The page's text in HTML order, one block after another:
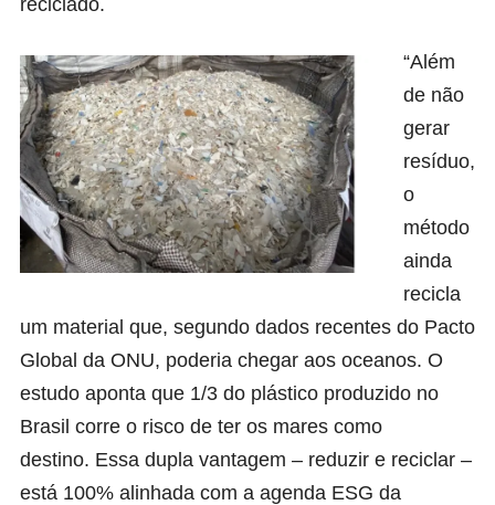
“Além
de não
gerar
resíduo,
o
método
ainda
recicla
um material que, segundo dados recentes do Pacto
Global da ONU, poderia chegar aos oceanos. O
estudo aponta que 1/3 do plástico produzido no
Brasil corre o risco de ter os mares como
destino. Essa dupla vantagem – reduzir e reciclar –
está 100% alinhada com a agenda ESG da